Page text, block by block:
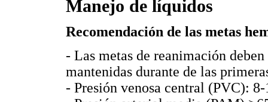
Manejo de líquidos
Recomendación de las metas
- Las metas de reanimación
mantenidas durante de las
- Presión venosa central (PVC):